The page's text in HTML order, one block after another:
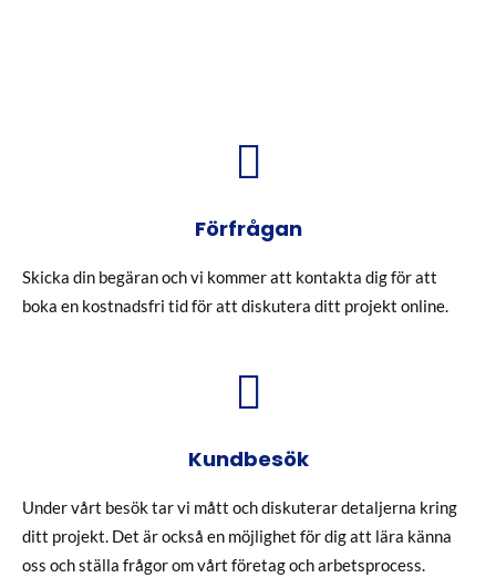
Förfrågan
Skicka din begäran och vi kommer att kontakta dig för att
boka en kostnadsfri tid för att diskutera ditt projekt online.
Kundbesök
Under vårt besök tar vi mått och diskuterar detaljerna kring
ditt projekt. Det är också en möjlighet för dig att lära känna
oss och ställa frågor om vårt företag och arbetsprocess.